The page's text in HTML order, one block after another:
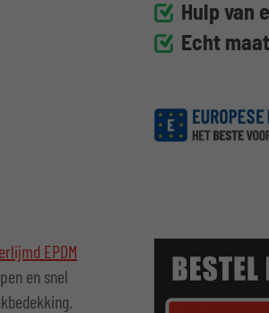
EPDM
en snel
Hulp van
Echt